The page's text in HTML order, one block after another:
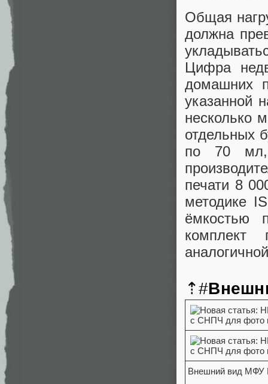
Общая
должна
Цифра
домашних
указанной
несколько
отдельных
по 70
печати 8
методике
ёмкостью
комплект
⇡#
Внешний вид МФУ